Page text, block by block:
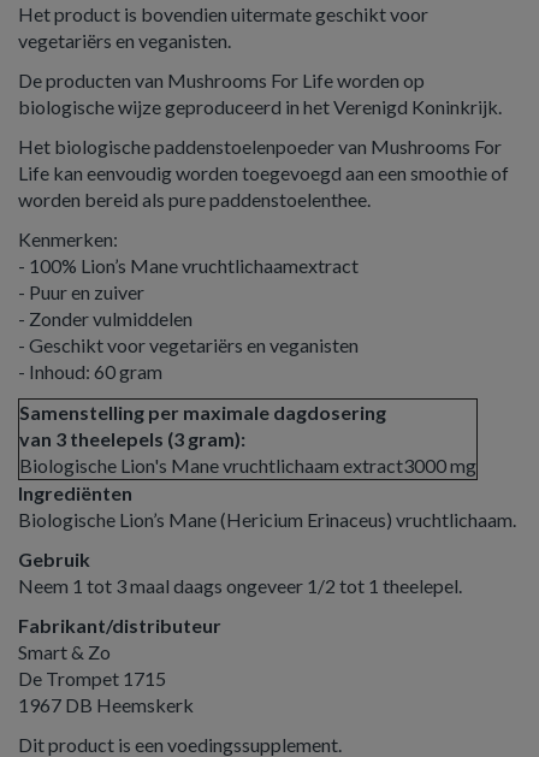
Het product is bovendien uitermate geschikt voor
vegetariërs en veganisten.
De producten van Mushrooms For Life worden op
biologische wijze geproduceerd in het Verenigd Koninkrijk.
Het biologische paddenstoelenpoeder van Mushrooms For
Life kan eenvoudig worden toegevoegd aan een smoothie of
worden bereid als pure paddenstoelenthee.
Kenmerken:
- 100% Lion’s Mane vruchtlichaamextract
- Puur en zuiver
- Zonder vulmiddelen
- Geschikt voor vegetariërs en veganisten
- Inhoud: 60 gram
Samenstelling per maximale dagdosering
van 3 theelepels (3 gram):
Biologische Lion's Mane vruchtlichaam extract3000 mg
Ingrediënten
Biologische Lion’s Mane (Hericium Erinaceus) vruchtlichaam.
Gebruik
Neem 1 tot 3 maal daags ongeveer 1/2 tot 1 theelepel.
Fabrikant/distributeur
Smart & Zo
De Trompet 1715
1967 DB Heemskerk
Dit product is een voedingssupplement.